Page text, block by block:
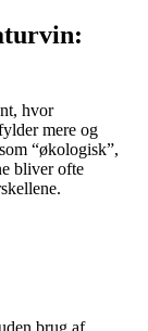
hvor
mere og
“økologisk”,
bliver ofte
brug af